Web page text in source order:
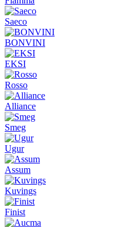
Saeco
BONVINI
EKSI
Rosso
Alliance
Smeg
Ugur
Assum
Kuvings
Finist